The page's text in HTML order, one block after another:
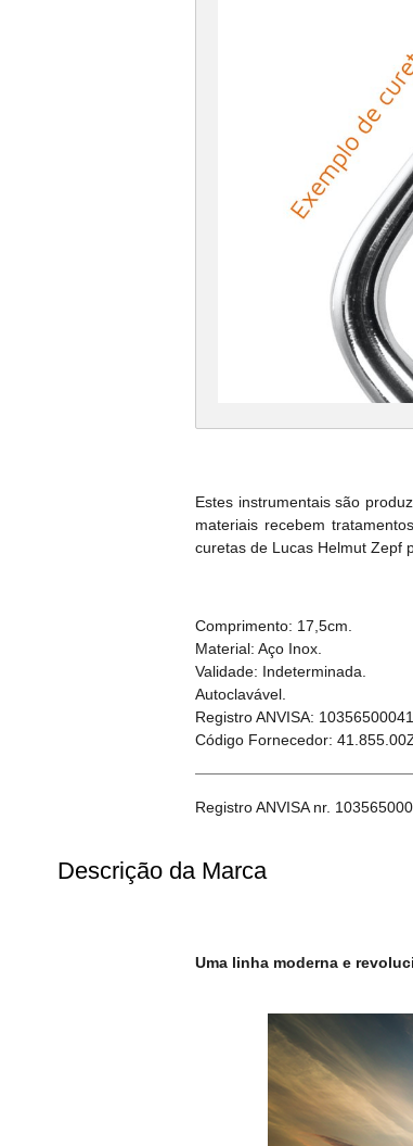
Estes instrumentais são
materiais recebem
curetas de Lucas Helmut Zepf
Comprimento: 17,5cm.
Material: Aço Inox.
Validade: Indeterminada.
Autoclavável.
Registro ANVISA: 10356500041.
Código Fornecedor:
Registro ANVISA nr.
Descrição da Marca
Uma linha moderna e